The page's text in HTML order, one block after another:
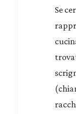
Se